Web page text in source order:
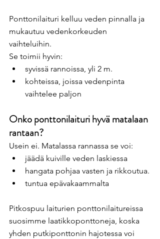
Ponttonilaituri kelluu veden pinnalla ja
mukautuu vedenkorkeuden
vaihteluihin.
Se toimii hyvin:
syvissä rannoissa, yli 2 m.
kohteissa, joissa vedenpinta
vaihtelee paljon
Onko ponttonilaituri hyvä matalaan
rantaan?
Usein ei. Matalassa rannassa se voi:
jäädä kuiville veden laskiessa
hangata pohjaa vasten ja rikkoutua.
tuntua epävakaammalta
Pitkospuu laiturien ponttonilaitureissa
suosimme laatikkoponttoneja, koska
yhden putkiponttonin hajotessa voi